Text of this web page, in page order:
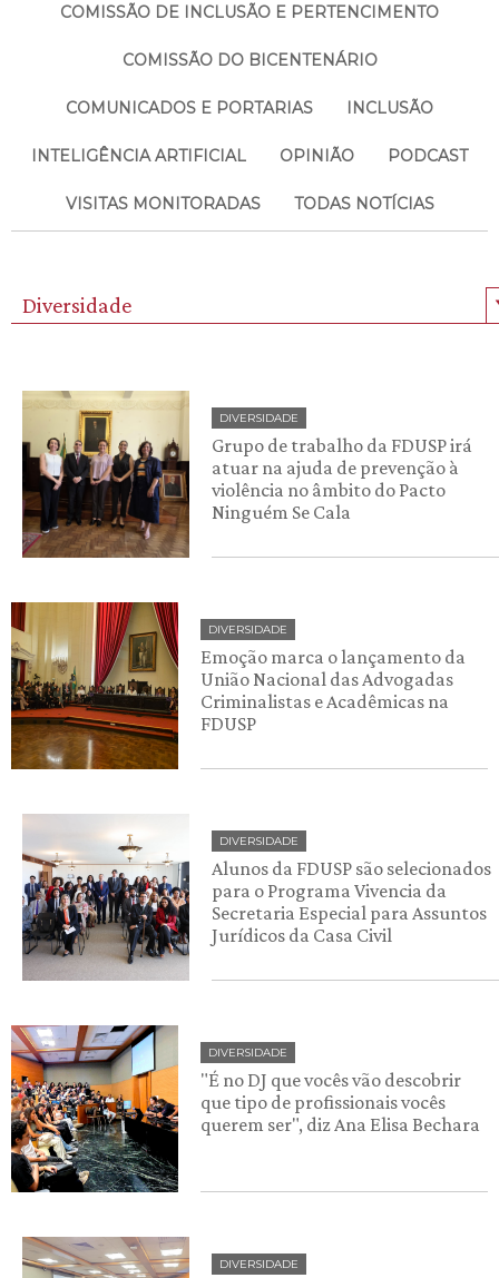
COMISSÃO DE INCLUSÃO E PERTENCIMENTO
COMISSÃO DO BICENTENÁRIO
COMUNICADOS E PORTARIAS INCLUSÃO
INTELIGÊNCIA ARTIFICIAL OPINIÃO PODCAST
VISITAS MONITORADAS TODAS NOTÍCIAS
Diversidade
DIVERSIDADE
Grupo de trabalho da FDUSP irá
atuar na ajuda de prevenção à
violência no âmbito do Pacto
Ninguém Se Cala
DIVERSIDADE
Emoção marca o lançamento da
União Nacional das Advogadas
Criminalistas e Acadêmicas na
FDUSP
DIVERSIDADE
Alunos da FDUSP são selecionados
para o Programa Vivencia da
Secretaria Especial para Assuntos
Jurídicos da Casa Civil
DIVERSIDADE
"É no DJ que vocês vão descobrir
que tipo de profissionais vocês
querem ser", diz Ana Elisa Bechara
DIVERSIDADE